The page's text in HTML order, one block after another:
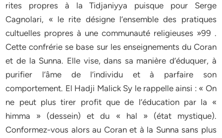
rites propres à la Tidjaniyya puisque pour Serge
Cagnolari, « le rite désigne l’ensemble des pratiques
cultuelles propres à une communauté religieuses »99 .
Cette confrérie se base sur les enseignements du Coran
et de la Sunna. Elle vise, dans sa manière d’éduquer, à
purifier l’âme de l’individu et à parfaire son
comportement. El Hadji Malick Sy le rappelle ainsi : « On
ne peut plus tirer profit que de l’éducation par la «
himma » (dessein) et du « hal » (état mystique).
Conformez-vous alors au Coran et à la Sunna sans plus